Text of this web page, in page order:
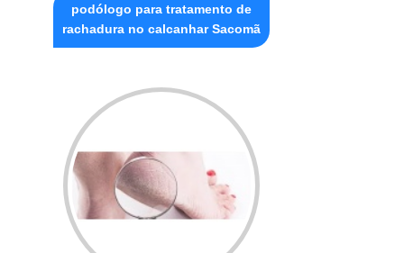
podólogo para tratamento de
rachadura no calcanhar Sacomã